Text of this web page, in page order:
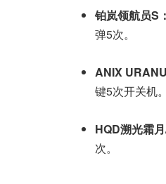
铂岚领航员S：
弹5次。
ANIX
键5次开关机。
HQD溯光霜
次。